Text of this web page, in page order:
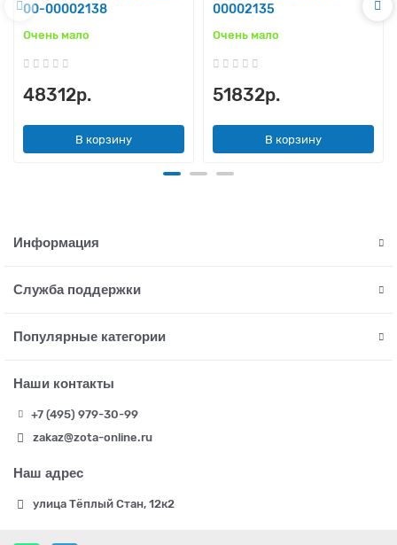
00-00002138
Очень мало
48312р.
В корзину
00002135
Очень мало
51832р.
В корзину
Информация
Служба поддержки
Популярные категории
Наши контакты
+7 (495) 979-30-99
zakaz@zota-online.ru
Наш адрес
улица Тёплый Стан, 12к2